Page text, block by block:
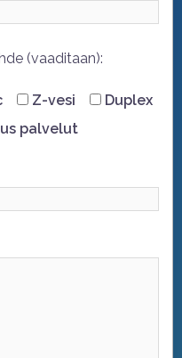
(vaaditaan):
Z-vesi
Duplex
palvelut